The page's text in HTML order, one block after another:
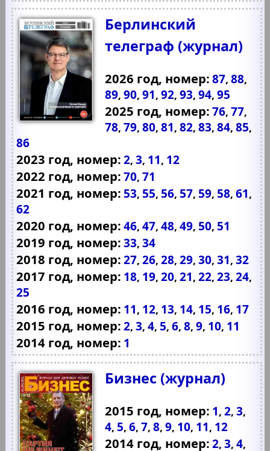
Берлинский
телеграф (журнал)
2026 год, номер: 87,88,
89,90,91,92,93,94,95
2025 год, номер: 76,77,
78,79,80,81,82,83,84,85,
86
2023 год, номер: 2,3, 11, 12
2022 год, номер: 70,71
2021 год, номер: 53, 55, 56, 57, 59, 58,61,
62
2020 год, номер: 46,47,48,49, 50, 51
2019 год, номер: 33,34
2018 год, номер: 27,26,28,29,30,31,32
2017 год, номер: 18, 19,20,21,22,23,24,
25
2016 год, номер: 11, 12, 13, 14, 15, 16, 17
2015 год, номер: 2,3,4, 5,6,8,9, 10, 11
2014 год, номер: 1
Бизнес (журнал)
2015 год, номер: 1,2,3,
4, 5,6,7,8,9, 10, 11, 12
2014 год, номер: 2,3,4,